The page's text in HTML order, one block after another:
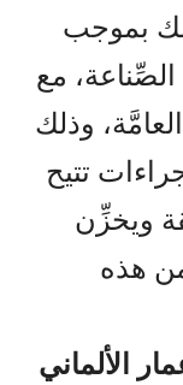
بموجب
مع
وذلك
تتيح
ويخزِّن
هذه
الألماني